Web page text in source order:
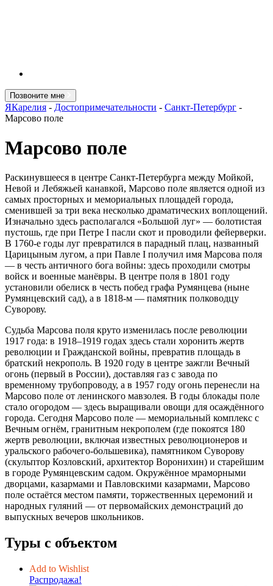
Позвоните мне
ЯКарелия - Достопримечательности - Санкт-Петербург -
Марсово поле
Марсово поле
Раскинувшееся в центре Санкт-Петербурга между Мойкой,
Невой и Лебяжьей канавкой, Марсово поле является одной из
самых просторных и мемориальных площадей города,
сменившей за три века несколько драматических воплощений.
Изначально здесь располагался «Большой луг» — болотистая
пустошь, где при Петре I пасли скот и проводили фейерверки.
В 1760-е годы луг превратился в парадный плац, названный
Царицыным лугом, а при Павле I получил имя Марсова поля
— в честь античного бога войны: здесь проходили смотры
войск и военные манёвры. В центре поля в 1801 году
установили обелиск в честь побед графа Румянцева (ныне
Румянцевский сад), а в 1818-м — памятник полководцу
Суворову.
Судьба Марсова поля круто изменилась после революции
1917 года: в 1918–1919 годах здесь стали хоронить жертв
революции и Гражданской войны, превратив площадь в
братский некрополь. В 1920 году в центре зажгли Вечный
огонь (первый в России), доставляя газ с завода по
временному трубопроводу, а в 1957 году огонь перенесли на
Марсово поле от ленинского мавзолея. В годы блокады поле
стало огородом — здесь выращивали овощи для осаждённого
города. Сегодня Марсово поле — мемориальный комплекс с
Вечным огнём, гранитным некрополем (где покоятся 180
жертв революции, включая известных революционеров и
уральского рабочего-большевика), памятником Суворову
(скульптор Козловский, архитектор Воронихин) и старейшим
в городе Румянцевским садом. Окружённое мраморными
дворцами, казармами и Павловскими казармами, Марсово
поле остаётся местом памяти, торжественных церемоний и
народных гуляний — от первомайских демонстраций до
выпускных вечеров школьников.
Туры с объектом
Add to Wishlist
Распродажа!